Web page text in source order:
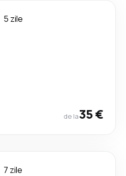
5 zile
de la35 €
7 zile